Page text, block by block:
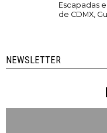
Escapadas
de CDMX,
NEWSLETTER